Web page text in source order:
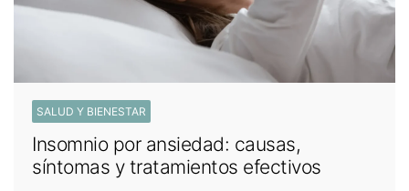
SALUD Y BIENESTAR
Insomnio por ansiedad: causas,
síntomas y tratamientos efectivos